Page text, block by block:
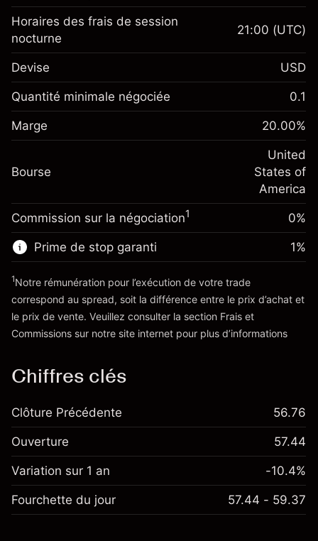
Marge. Votre
investissement
Ajustement des fonds de
Frais sur la valeur totale de la
-0.021568
%
(-$1.08)
Taille de la position avec effet de levier
Valeur nominale avec effet de levier
Marge. Votre
$1,000.00
de overnight
position
-0.000654
%
(-$0.03)
Taille de la position avec effet de levier
~$5,000.00
Valeur nominale avec effet de levier
Vers la plateforme
Horaires des frais de session
nocturne
21:00 (UTC)
Devise USD
Quantité minimale négociée 0.1
Marge 20.00%
Bourse
United
States of
America
Commission sur la négociation1 0%
Prime de stop garanti
'Tarifs et Frais
1%
1Notre rémunération pour l’exécution de votre trade
correspond au spread, soit la différence entre le prix d’achat et
le prix de vente. Veuillez consulter la section Frais et
Commissions sur notre site internet pour plus d’informations
Chiffres clés
Clôture Précédente 56.76
Ouverture 57.44
Variation sur 1 an -10.4%
Fourchette du jour 57.44 - 59.37